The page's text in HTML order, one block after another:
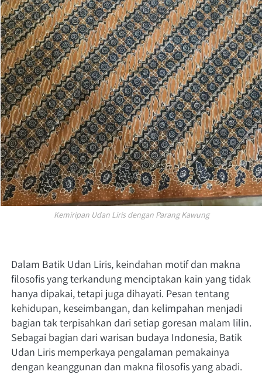
Kemiripan Udan Liris dengan Parang Kawung
Dalam Batik Udan Liris, keindahan motif dan makna
filosofis yang terkandung menciptakan kain yang tidak
hanya dipakai, tetapi juga dihayati. Pesan tentang
kehidupan, keseimbangan, dan kelimpahan menjadi
bagian tak terpisahkan dari setiap goresan malam lilin.
Sebagai bagian dari warisan budaya Indonesia, Batik
Udan Liris memperkaya pengalaman pemakainya
dengan keanggunan dan makna filosofis yang abadi.